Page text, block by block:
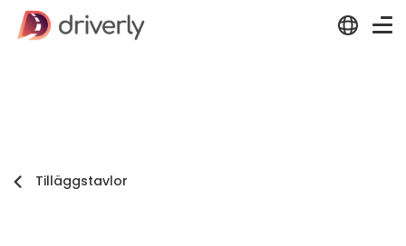
Tilläggstavlor